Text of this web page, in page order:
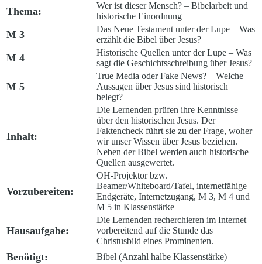
Thema:
Wer ist dieser Mensch? – Bibelarbeit und
historische Einordnung
M 3
Das Neue Testament unter der Lupe – Was
erzählt die Bibel über Jesus?
M 4
Historische Quellen unter der Lupe – Was
sagt die Geschichtsschreibung über Jesus?
M 5
True Media oder Fake News? – Welche
Aussagen über Jesus sind historisch
belegt?
Inhalt:
Die Lernenden prüfen ihre Kenntnisse
über den historischen Jesus. Der
Faktencheck führt sie zu der Frage, woher
wir unser Wissen über Jesus beziehen.
Neben der Bibel werden auch historische
Quellen ausgewertet.
Vorzubereiten:
OH-Projektor bzw.
Beamer/Whiteboard/Tafel, internetfähige
Endgeräte, Internetzugang, M 3, M 4 und
M 5 in Klassenstärke
Hausaufgabe:
Die Lernenden recherchieren im Internet
vorbereitend auf die Stunde das
Christusbild eines Prominenten.
Benötigt: Bibel (Anzahl halbe Klassenstärke)